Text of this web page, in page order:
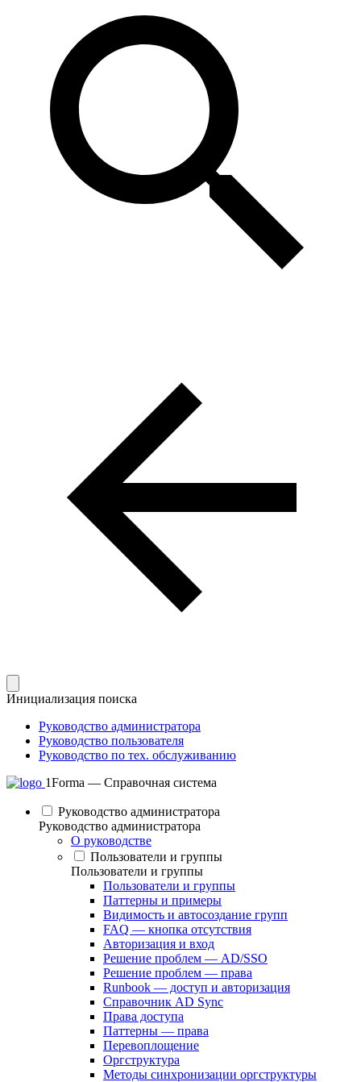
Инициализация поиска
Руководство администратора
Руководство пользователя
Руководство по тех. обслуживанию
1Forma — Справочная система
Руководство администратора
Руководство администратора
О руководстве
Пользователи и группы
Пользователи и группы
Пользователи и группы
Паттерны и примеры
Видимость и автосоздание групп
FAQ — кнопка отсутствия
Авторизация и вход
Решение проблем — AD/SSO
Решение проблем — права
Runbook — доступ и авторизация
Справочник AD Sync
Права доступа
Паттерны — права
Перевоплощение
Оргструктура
Методы синхронизации оргструктуры